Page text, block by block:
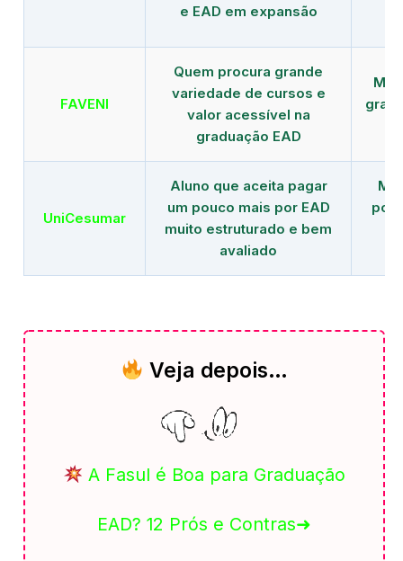
e EAD em expansão
FAVENI
Quem procura grande
variedade de cursos e
valor acessível na
graduação EAD
UniCesumar
Aluno que aceita pagar
um pouco mais por EAD
muito estruturado e bem
avaliado
Veja depois…
A Fasul é Boa para Graduação
EAD? 12 Prós e Contras➜